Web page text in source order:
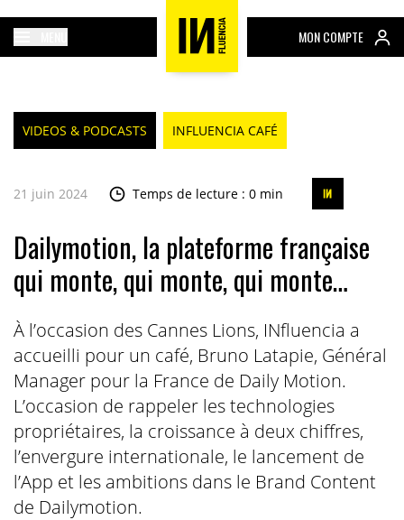
MON COMPTE
VIDEOS & PODCASTS INFLUENCIA CAFÉ
21 juin 2024 Temps de lecture : 0 min
Dailymotion, la plateforme française
qui monte, qui monte, qui monte…
À l’occasion des Cannes Lions, INfluencia a
accueilli pour un café, Bruno Latapie, Général
Manager pour la France de Daily Motion.
L’occasion de rappeler les technologies
propriétaires, la croissance à deux chiffres,
l’envergure internationale, le lancement de
l’App et les ambitions dans le Brand Content
de Dailymotion.